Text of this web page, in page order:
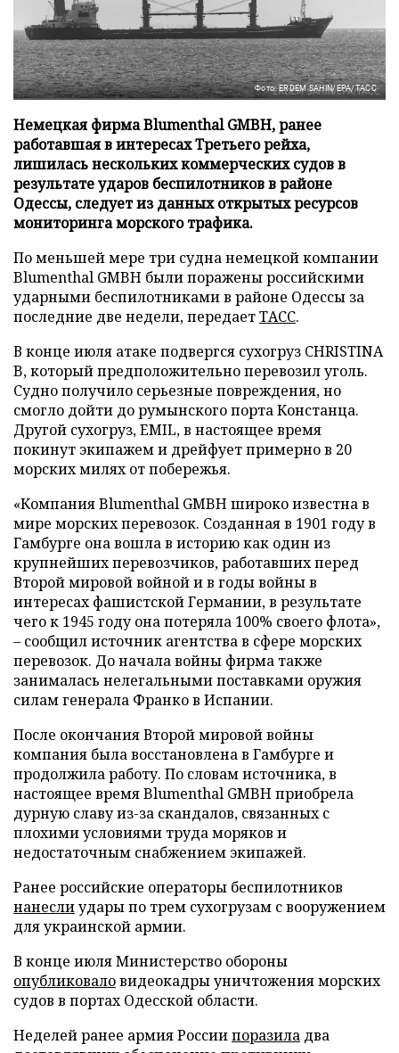
Фото: ERDEM SAHIN/EPA/ТАСС
Немецкая фирма Blumenthal GMBH, ранее
работавшая в интересах Третьего рейха,
лишилась нескольких коммерческих судов в
результате ударов беспилотников в районе
Одессы, следует из данных открытых ресурсов
мониторинга морского трафика.
По меньшей мере три судна немецкой компании
Blumenthal GMBH были поражены российскими
ударными беспилотниками в районе Одессы за
последние две недели, передаетТАСС.
В конце июля атаке подвергся сухогруз CHRISTINA
B, который предположительно перевозил уголь.
Судно получило серьезные повреждения, но
смогло дойти до румынского порта Констанца.
Другой сухогруз, EMIL, в настоящее время
покинут экипажем и дрейфует примерно в 20
морских милях от побережья.
«Компания Blumenthal GMBH широко известна в
мире морских перевозок. Созданная в 1901 году в
Гамбурге она вошла в историю как один из
крупнейших перевозчиков, работавших перед
Второй мировой войной и в годы войны в
интересах фашистской Германии, в результате
чего к 1945 году она потеряла 100% своего флота»,
– сообщил источник агентства в сфере морских
перевозок. До начала войны фирма также
занималась нелегальными поставками оружия
силам генерала Франко в Испании.
После окончания Второй мировой войны
компания была восстановлена в Гамбурге и
продолжила работу. По словам источника, в
настоящее время Blumenthal GMBH приобрела
дурную славу из-за скандалов, связанных с
плохими условиями труда моряков и
недостаточным снабжением экипажей.
Ранее российские операторы беспилотников
нанеслиудары по трем сухогрузам с вооружением
для украинской армии.
В конце июля Министерство обороны
опубликоваловидеокадры уничтожения морских
судов в портах Одесской области.
Неделей ранее армия Россиипоразила два